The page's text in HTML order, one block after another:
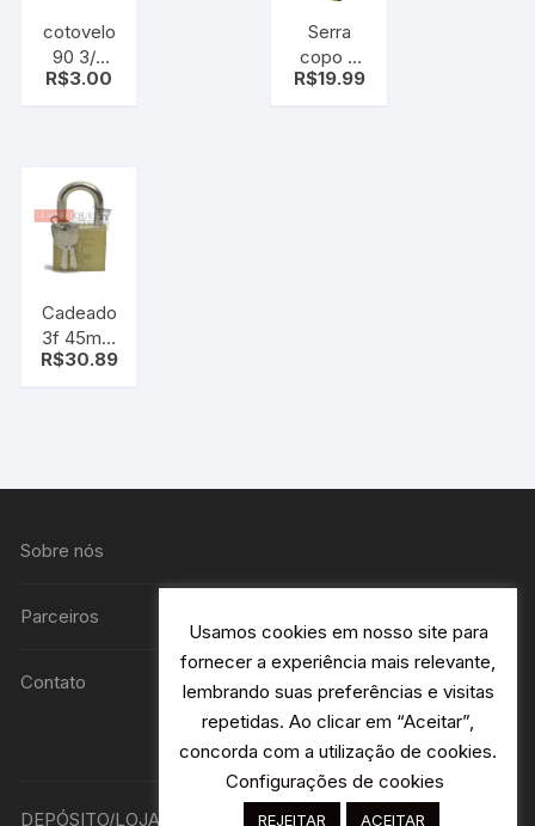
cotovelo
90 3/4
Marrom
R$3.00
Serra
copo 5
pcs
R$19.99
Cadeado
3f 45mm
grande
R$30.89
Sobre nós
Parceiros
Contato
DEPÓSITO/LOJA R. Avião Bandeirantes 115 H2- Jardim
Usamos cookies em nosso site para
fornecer a experiência mais relevante,
lembrando suas preferências e visitas
repetidas. Ao clicar em “Aceitar”,
concorda com a utilização de cookies.
Configurações de cookies
REJEITAR ACEITAR